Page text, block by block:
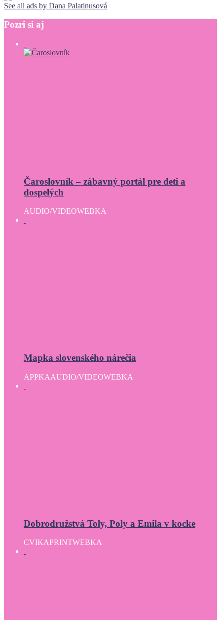
See all ads by Dana Palatinusová
Pozri si aj
Čaroslovník – zábavný portál pre deti a
dospelých
AUDIO/VIDEOWEBKA
Mapka slovenského nárečia
APPKAAUDIO/VIDEOWEBKA
Dobrodružstvá Toly, Poly a Emila v kocke
CVIKAPRINTWEBKA